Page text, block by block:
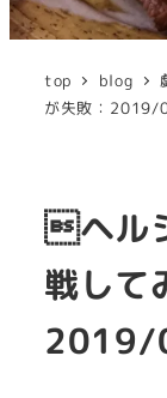
top blog
が失敗：2019/
ヘル
戦して
2019/